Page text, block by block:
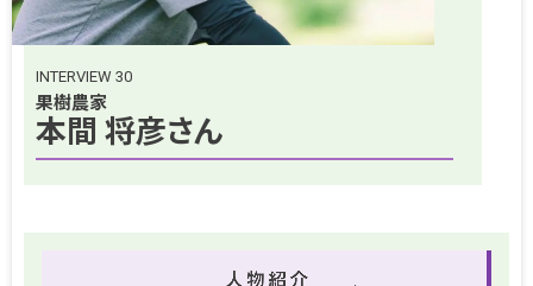
INTERVIEW 30
果樹農家
本間 将彦さん